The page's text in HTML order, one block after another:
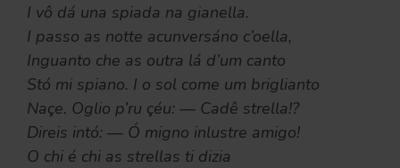
I vô dá una spiada na gianella.
I passo as notte acunversáno c’oella,
Inguanto che as outra lá d’um canto
Stó mi spiano. I o sol come um briglianto
Naçe. Oglio p’ru çéu: — Cadê strella!?
Direis intó: — Ó migno inlustre amigo!
O chi é chi as strellas ti dizia